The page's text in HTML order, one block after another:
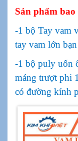
Sản phẩm bao
-1 bộ Tay vam
tay vam lớn
-1 bộ puly uốn
máng trượt phi
có đường kính